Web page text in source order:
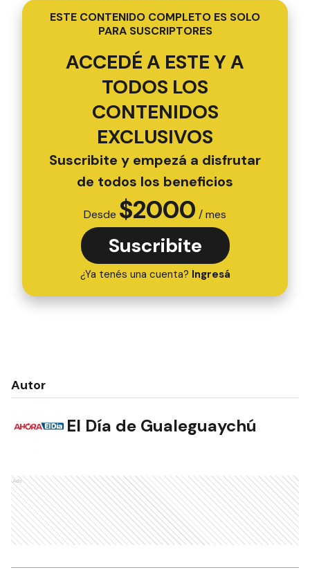
ESTE CONTENIDO COMPLETO ES SOLO
PARA SUSCRIPTORES
ACCEDÉ A ESTE Y A
TODOS LOS
CONTENIDOS
EXCLUSIVOS
Suscribite y empezá a disfrutar
de todos los beneficios
Desde $2000 / mes
Suscribite
¿Ya tenés una cuenta? Ingresá
Autor
El Día de Gualeguaychú
Ads